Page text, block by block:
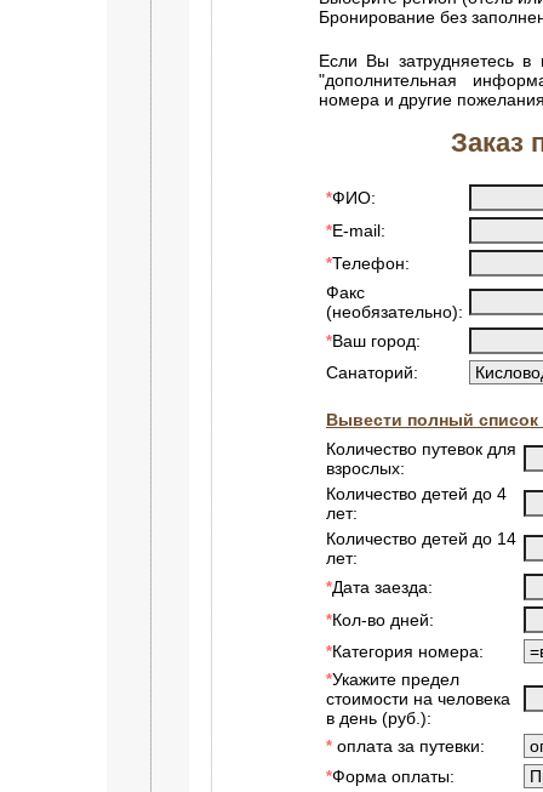
Бронирование без
Если Вы затрудняетесь
"дополнительная
номера и другие
Заказ
*ФИО:
*E-mail:
*Телефон:
Факс
(необязательно):
*Ваш город:
Санаторий:
Вывести полный список
Количество путевок для
взрослых:
Количество детей до 4
лет:
Количество детей до 14
лет:
*Дата заезда:
*Кол-во дней:
*Категория номера:
*Укажите предел
стоимости на человека
в день (руб.):
* оплата за путевки:
*Форма оплаты: